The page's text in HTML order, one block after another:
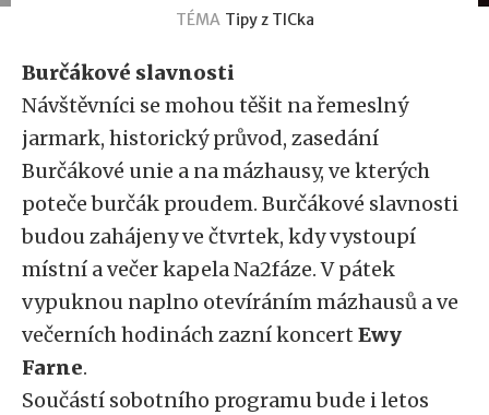
TÉMA Tipy z TICka
Burčákové slavnosti
Návštěvníci se mohou těšit na řemeslný
jarmark, historický průvod, zasedání
Burčákové unie a na mázhausy, ve kterých
poteče burčák proudem. Burčákové slavnosti
budou zahájeny ve čtvrtek, kdy vystoupí
místní a večer kapela Na2fáze. V pátek
vypuknou naplno otevíráním mázhausů a ve
večerních hodinách zazní koncert Ewy
Farne.
Součástí sobotního programu bude i letos